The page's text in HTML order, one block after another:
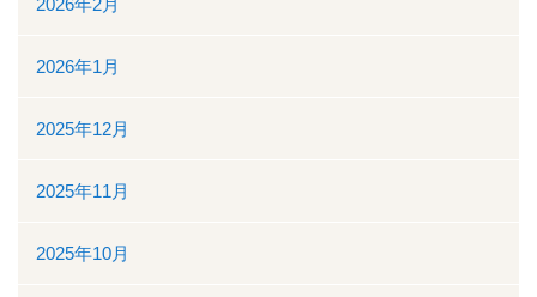
地域包括ケア病棟
面会時間について
身体的拘束最小化のための方針
部門について
2026年2月
2026年1月
2025年12月
2025年11月
2025年10月